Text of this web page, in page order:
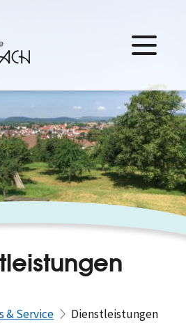
& Service Dienstleistungen